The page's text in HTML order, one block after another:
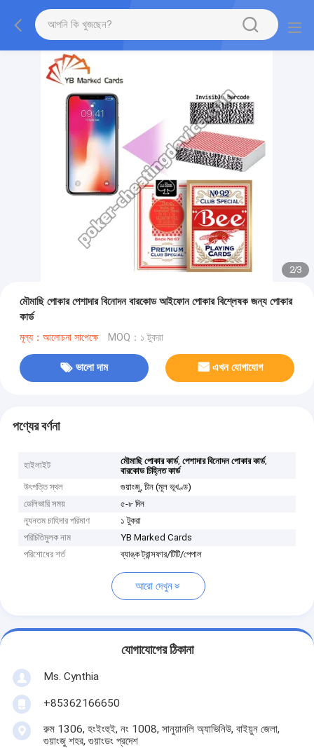
2/3
মৌমাছি পোকার পেশাদার বিনোদন বারকোড আইফোন পোকার বিশ্লেষক জন্য পোকার
কার্ড
মূল্য：আলোচনা সাপেক্ষে MOQ：১ টুকরা
ভালো দাম এখন যোগাযোগ
পণ্যের বর্ণনা
হাইলাইট মৌমাছি পোকার কার্ড,পেশাদার বিনোদন পোকার কার্ড,
বারকোড চিহ্নিত কার্ড
উৎপত্তি স্থল
গুয়াংজু, চীন (মূল ভূখণ্ড)
ডেলিভারি সময়
৫-৮ দিন
ন্যূনতম চাহিদার পরিমাণ
১ টুকরা
পরিচিতিমুলক নাম
YB Marked Cards
পরিশোধের শর্ত
ব্যাঙ্ক ট্রান্সফার/টিটি/পেপাল
আরো দেখুন
যোগাযোগের ঠিকানা
Ms. Cynthia
‪+85362166650‬
রুম 1306, হংইংহুই, নং 1008, সানুয়ানলি অ্যাভিনিউ, বাইয়ুন জেলা,
গুয়াংজু শহর, গুয়াংডং প্রদেশ